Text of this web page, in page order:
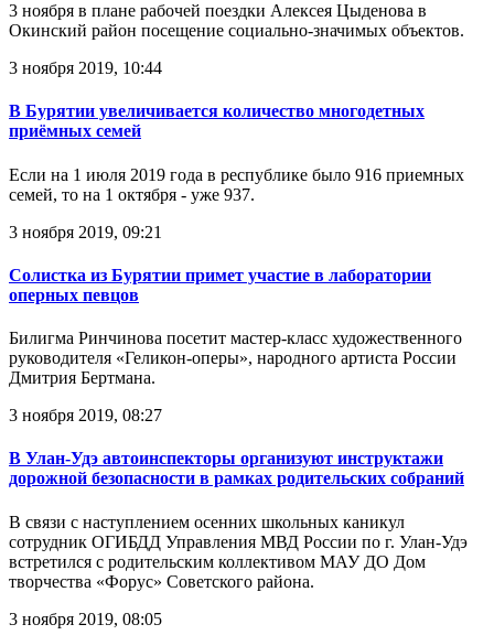
3 ноября в плане рабочей поездки Алексея Цыденова в
Окинский район посещение социально-значимых объектов.
3 ноября 2019, 10:44
В Бурятии увеличивается количество многодетных
приёмных семей
Если на 1 июля 2019 года в республике было 916 приемных
семей, то на 1 октября - уже 937.
3 ноября 2019, 09:21
Солистка из Бурятии примет участие в лаборатории
оперных певцов
Билигма Ринчинова посетит мастер-класс художественного
руководителя «Геликон-оперы», народного артиста России
Дмитрия Бертмана.
3 ноября 2019, 08:27
В Улан-Удэ автоинспекторы организуют инструктажи
дорожной безопасности в рамках родительских собраний
В связи с наступлением осенних школьных каникул
сотрудник ОГИБДД Управления МВД России по г. Улан-Удэ
встретился с родительским коллективом МАУ ДО Дом
творчества «Форус» Советского района.
3 ноября 2019, 08:05